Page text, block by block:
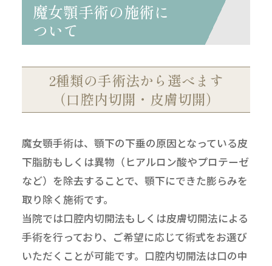
魔女顎手術の施術に
ついて
2種類の手術法から選べます
（口腔内切開・皮膚切開）
魔女顎手術は、顎下の下垂の原因となっている皮
下脂肪もしくは異物（ヒアルロン酸やプロテーゼ
など）を除去することで、顎下にできた膨らみを
取り除く施術です。
当院では口腔内切開法もしくは皮膚切開法による
手術を行っており、ご希望に応じて術式をお選び
いただくことが可能です。口腔内切開法は口の中